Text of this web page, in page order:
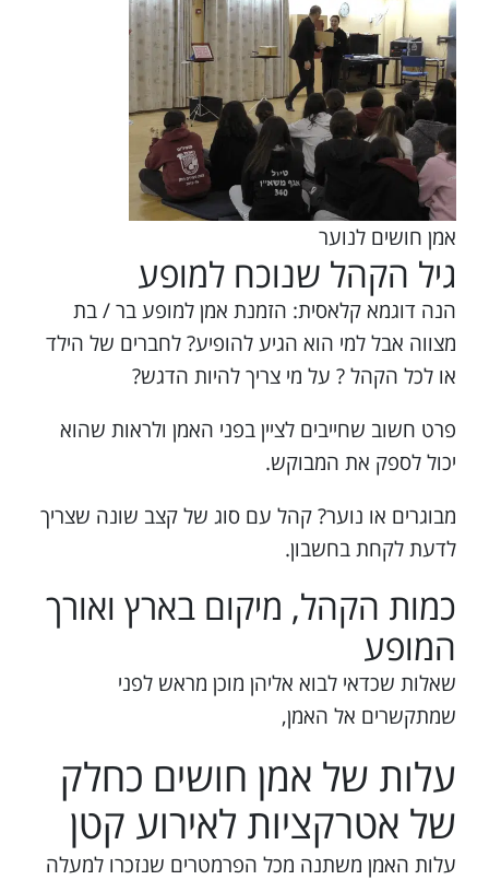
אמן חושים לנוער
גיל הקהל שנוכח למופע
הנה דוגמא קלאסית: הזמנת אמן למופע בר / בת
מצווה אבל למי הוא הגיע להופיע? לחברים של הילד
או לכל הקהל ? על מי צריך להיות הדגש?
פרט חשוב שחייבים לציין בפני האמן ולראות שהוא
יכול לספק את המבוקש.
מבוגרים או נוער? קהל עם סוג של קצב שונה שצריך
לדעת לקחת בחשבון.
כמות הקהל, מיקום בארץ ואורך
המופע
שאלות שכדאי לבוא אליהן מוכן מראש לפני
שמתקשרים אל האמן,
עלות של אמן חושים כחלק
של אטרקציות לאירוע קטן
עלות האמן משתנה מכל הפרמטרים שנזכרו למעלה